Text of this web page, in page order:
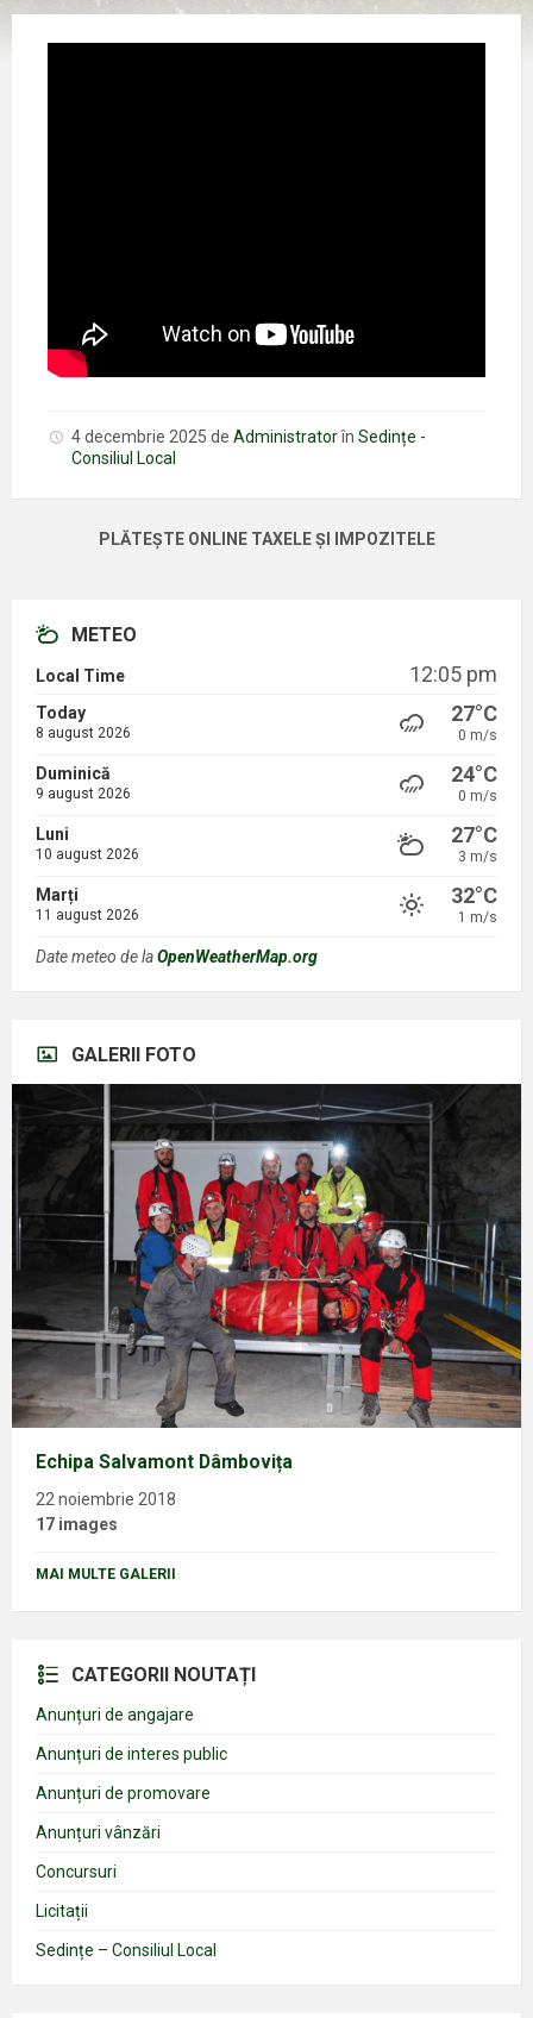
4 decembrie 2025 de Administratorîn Sedințe -
Consiliul Local
PLĂTEȘTE ONLINE TAXELE ȘI IMPOZITELE
METEO
Local Time 12:05 pm
Today
8 august 2026
27°C
0 m/s
Duminică
9 august 2026
24°C
0 m/s
Luni
10 august 2026
27°C
3 m/s
Marți
11 august 2026
32°C
1 m/s
Date meteo de laOpenWeatherMap.org
GALERII FOTO
Echipa Salvamont Dâmbovița
22 noiembrie 2018
17 images
MAI MULTE GALERII
CATEGORII NOUTAȚI
Anunțuri de angajare
Anunțuri de interes public
Anunțuri de promovare
Anunțuri vânzări
Concursuri
Licitații
Sedințe – Consiliul Local